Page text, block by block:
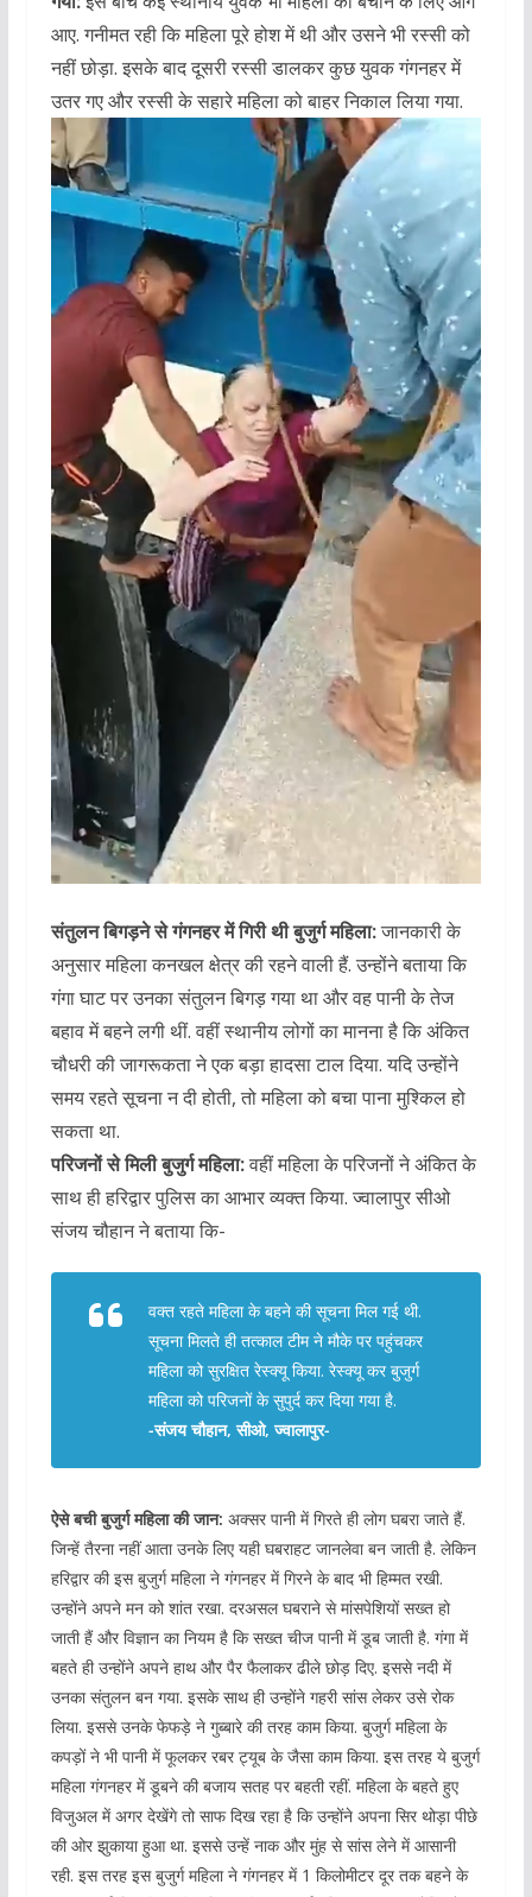
आए. गनीमत रही कि महिला पूरे होश में थी और उसने भी रस्सी को
नहीं छोड़ा. इसके बाद दूसरी रस्सी डालकर कुछ युवक गंगनहर में
उतर गए और रस्सी के सहारे महिला को बाहर निकाल लिया गया.
संतुलन बिगड़ने से गंगनहर में गिरी थी बुजुर्ग महिला:जानकारी के
अनुसार महिला कनखल क्षेत्र की रहने वाली हैं. उन्होंने बताया कि
गंगा घाट पर उनका संतुलन बिगड़ गया था और वह पानी के तेज
बहाव में बहने लगी थीं. वहीं स्थानीय लोगों का मानना है कि अंकित
चौधरी की जागरूकता ने एक बड़ा हादसा टाल दिया. यदि उन्होंने
समय रहते सूचना न दी होती, तो महिला को बचा पाना मुश्किल हो
सकता था.
परिजनों से मिली बुजुर्ग महिला:वहीं महिला के परिजनों ने अंकित के
साथ ही हरिद्वार पुलिस का आभार व्यक्त किया. ज्वालापुर सीओ
संजय चौहान ने बताया कि-
वक्त रहते महिला के बहने की सूचना मिल गई थी.
सूचना मिलते ही तत्काल टीम ने मौके पर पहुंचकर
महिला को सुरक्षित रेस्क्यू किया. रेस्क्यू कर बुजुर्ग
महिला को परिजनों के सुपुर्द कर दिया गया है.
-संजय चौहान, सीओ, ज्वालापुर-
ऐसे बची बुजुर्ग महिला की जान: अक्सर पानी में गिरते ही लोग घबरा जाते हैं.
जिन्हें तैरना नहीं आता उनके लिए यही घबराहट जानलेवा बन जाती है. लेकिन
हरिद्वार की इस बुजुर्ग महिला ने गंगनहर में गिरने के बाद भी हिम्मत रखी.
उन्होंने अपने मन को शांत रखा. दरअसल घबराने से मांसपेशियों सख्त हो
जाती हैं और विज्ञान का नियम है कि सख्त चीज पानी में डूब जाती है. गंगा में
बहते ही उन्होंने अपने हाथ और पैर फैलाकर ढीले छोड़ दिए. इससे नदी में
उनका संतुलन बन गया. इसके साथ ही उन्होंने गहरी सांस लेकर उसे रोक
लिया. इससे उनके फेफड़े ने गुब्बारे की तरह काम किया. बुजुर्ग महिला के
कपड़ों ने भी पानी में फूलकर रबर ट्यूब के जैसा काम किया. इस तरह ये बुजुर्ग
महिला गंगनहर में डूबने की बजाय सतह पर बहती रहीं. महिला के बहते हुए
विजुअल में अगर देखेंगे तो साफ दिख रहा है कि उन्होंने अपना सिर थोड़ा पीछे
की ओर झुकाया हुआ था. इससे उन्हें नाक और मुंह से सांस लेने में आसानी
रही. इस तरह इस बुजुर्ग महिला ने गंगनहर में 1 किलोमीटर दूर तक बहने के